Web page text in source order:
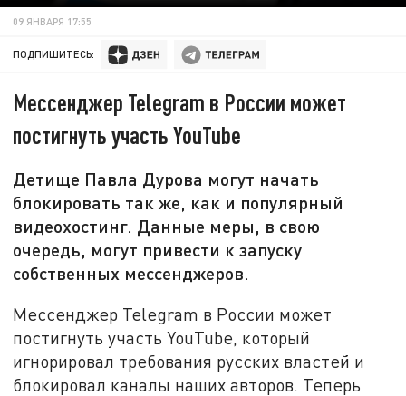
09 ЯНВАРЯ 17:55
ПОДПИШИТЕСЬ:
Мессенджер Telegram в России может
постигнуть участь YouTube
Детище Павла Дурова могут начать
блокировать так же, как и популярный
видеохостинг. Данные меры, в свою
очередь, могут привести к запуску
собственных мессенджеров.
Мессенджер Telegram в России может
постигнуть участь YouTube, который
игнорировал требования русских властей и
блокировал каналы наших авторов. Теперь